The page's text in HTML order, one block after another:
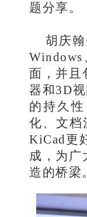
题分享。
胡庆
面，并且
器和3D
的持久
化、文档
KiCad更
成，为广
造的桥梁